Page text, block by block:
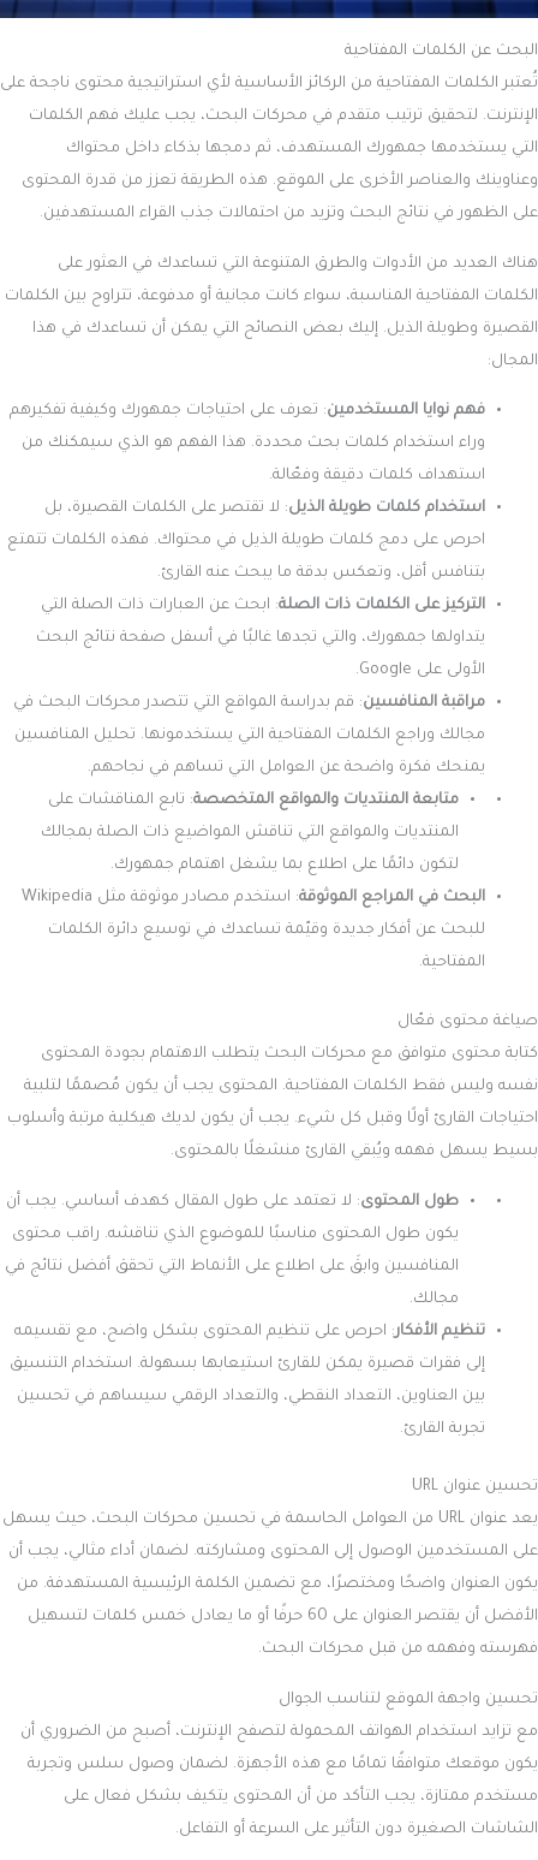
البحث عن الكلمات المفتاحية
تُعتبر الكلمات المفتاحية من الركائز الأساسية لأي استراتيجية محتوى ناجحة على
الإنترنت. لتحقيق ترتيب متقدم في محركات البحث، يجب عليك فهم الكلمات
التي يستخدمها جمهورك المستهدف، ثم دمجها بذكاء داخل محتواك
وعناوينك والعناصر الأخرى على الموقع. هذه الطريقة تعزز من قدرة المحتوى
على الظهور في نتائج البحث وتزيد من احتمالات جذب القراء المستهدفين.
هناك العديد من الأدوات والطرق المتنوعة التي تساعدك في العثور على
الكلمات المفتاحية المناسبة، سواء كانت مجانية أو مدفوعة، تتراوح بين الكلمات
القصيرة وطويلة الذيل. إليك بعض النصائح التي يمكن أن تساعدك في هذا
المجال:
فهم نوايا المستخدمين: تعرف على احتياجات جمهورك وكيفية تفكيرهم
وراء استخدام كلمات بحث محددة. هذا الفهم هو الذي سيمكنك من
استهداف كلمات دقيقة وفعّالة.
استخدام كلمات طويلة الذيل: لا تقتصر على الكلمات القصيرة، بل
احرص على دمج كلمات طويلة الذيل في محتواك. فهذه الكلمات تتمتع
بتنافس أقل، وتعكس بدقة ما يبحث عنه القارئ.
التركيز على الكلمات ذات الصلة: ابحث عن العبارات ذات الصلة التي
يتداولها جمهورك، والتي تجدها غالبًا في أسفل صفحة نتائج البحث
الأولى على Google.
مراقبة المنافسين: قم بدراسة المواقع التي تتصدر محركات البحث في
مجالك وراجع الكلمات المفتاحية التي يستخدمونها. تحليل المنافسين
يمنحك فكرة واضحة عن العوامل التي تساهم في نجاحهم.
متابعة المنتديات والمواقع المتخصصة: تابع المناقشات على
المنتديات والمواقع التي تناقش المواضيع ذات الصلة بمجالك
لتكون دائمًا على اطلاع بما يشغل اهتمام جمهورك.
البحث في المراجع الموثوقة
: استخدم مصادر موثوقة مثل Wikipedia
للبحث عن أفكار جديدة وقيّمة تساعدك في توسيع دائرة الكلمات
المفتاحية.
صياغة محتوى فعّال
كتابة محتوى متوافق مع محركات البحث يتطلب الاهتمام بجودة المحتوى
نفسه وليس فقط الكلمات المفتاحية. المحتوى يجب أن يكون مُصممًا لتلبية
احتياجات القارئ أولًا وقبل كل شيء. يجب أن يكون لديك هيكلية مرتبة وأسلوب
بسيط يسهل فهمه ويُبقي القارئ منشغلًا بالمحتوى.
طول المحتوى: لا تعتمد على طول المقال كهدف أساسي. يجب أن
يكون طول المحتوى مناسبًا للموضوع الذي تناقشه. راقب محتوى
المنافسين وابقَ على اطلاع على الأنماط التي تحقق أفضل نتائج في
مجالك.
تنظيم الأفكار: احرص على تنظيم المحتوى بشكل واضح، مع تقسيمه
إلى فقرات قصيرة يمكن للقارئ استيعابها بسهولة. استخدام التنسيق
بين العناوين، التعداد النقطي، والتعداد الرقمي سيساهم في تحسين
تجربة القارئ.
تحسين عنوان URL
يعد عنوان URL من العوامل الحاسمة في تحسين محركات البحث، حيث يسهل
على المستخدمين الوصول إلى المحتوى ومشاركته. لضمان أداء مثالي، يجب أن
يكون العنوان واضحًا ومختصرًا، مع تضمين الكلمة الرئيسية المستهدفة. من
الأفضل أن يقتصر العنوان على 60 حرفًا أو ما يعادل خمس كلمات لتسهيل
فهرسته وفهمه من قبل محركات البحث.
تحسين واجهة الموقع لتناسب الجوال
مع تزايد استخدام الهواتف المحمولة لتصفح الإنترنت، أصبح من الضروري أن
يكون موقعك متوافقًا تمامًا مع هذه الأجهزة. لضمان وصول سلس وتجربة
مستخدم ممتازة، يجب التأكد من أن المحتوى يتكيف بشكل فعال على
الشاشات الصغيرة دون التأثير على السرعة أو التفاعل.